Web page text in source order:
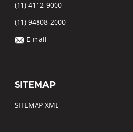
(11) 4112-9000
(11) 94808-2000
E-mail
SITEMAP
SITEMAP XML